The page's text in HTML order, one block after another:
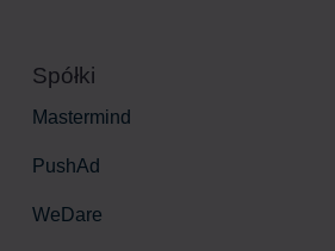
Spółki
Mastermind
PushAd
WeDare